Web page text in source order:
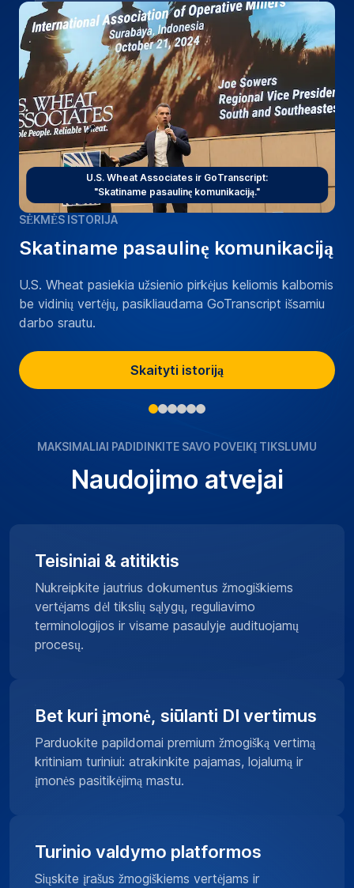
U.S. Wheat Associates ir GoTranscript:
"Skatiname pasaulinę komunikaciją."
SĖKMĖS ISTORIJA
Skatiname pasaulinę komunikaciją
U.S. Wheat pasiekia užsienio pirkėjus keliomis kalbomis
be vidinių vertėjų, pasikliaudama GoTranscript išsamiu
darbo srautu.
Skaityti istoriją
MAKSIMALIAI PADIDINKITE SAVO POVEIKĮ TIKSLUMU
Naudojimo atvejai
Teisiniai & atitiktis
Nukreipkite jautrius dokumentus žmogiškiems
vertėjams dėl tikslių sąlygų, reguliavimo
terminologijos ir visame pasaulyje audituojamų
procesų.
Bet kuri įmonė, siūlanti DI vertimus
Parduokite papildomai premium žmogišką vertimą
kritiniam turiniui: atrakinkite pajamas, lojalumą ir
įmonės pasitikėjimą mastu.
Turinio valdymo platformos
Siųskite įrašus žmogiškiems vertėjams ir